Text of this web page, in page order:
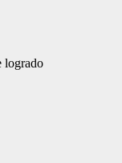
logrado